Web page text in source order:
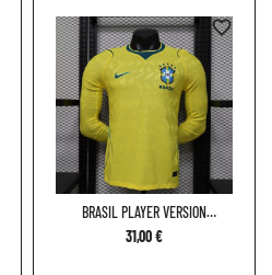
BRASIL PLAYER VERSION
MANGA...
31,00 €
favorite_border